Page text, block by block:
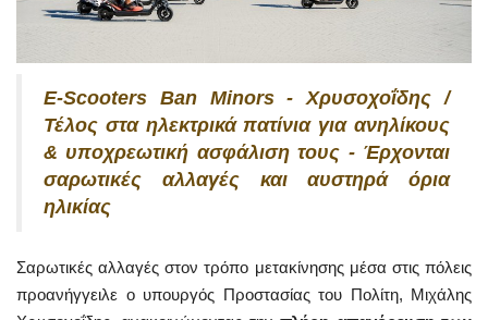
E-Scooters Ban Minors - Χρυσοχοΐδης /
Τέλος στα ηλεκτρικά πατίνια για ανηλίκους
& υποχρεωτική ασφάλιση τους - Έρχονται
σαρωτικές αλλαγές και αυστηρά όρια
ηλικίας
Σαρωτικές αλλαγές στον τρόπο μετακίνησης μέσα στις πόλεις
προανήγγειλε ο υπουργός Προστασίας του Πολίτη, Μιχάλης